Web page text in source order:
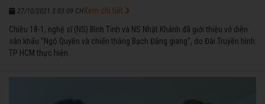
27/10/2021 3:03:09 CH
Chiều 18-1, nghệ sĩ (NS) Bình Tinh và NS Nhật Khánh đã giới thiệu vở diễn
sân khấu "Ngô Quyền và chiến thắng Bạch Đằng giang", do Đài Truyền hình
TP HCM thực hiện.
Xem chi tiết